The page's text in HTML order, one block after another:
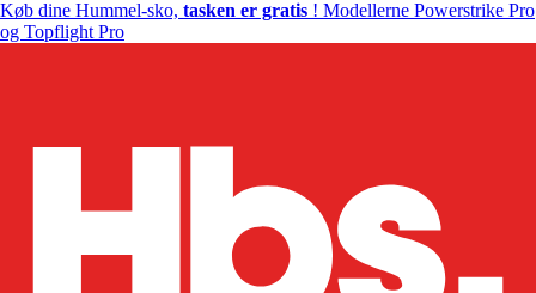
Køb dine Hummel-sko, tasken er gratis ! Modellerne Powerstrike Pro
og Topflight Pro